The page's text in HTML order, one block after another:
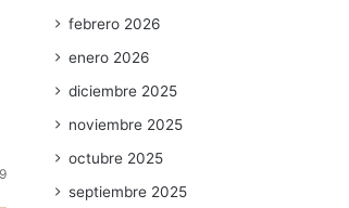
febrero 2026
enero 2026
diciembre 2025
noviembre 2025
octubre 2025
septiembre 2025